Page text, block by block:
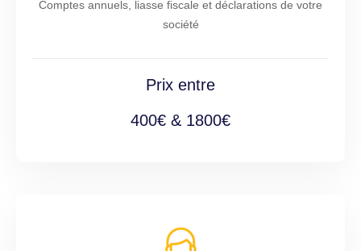
Comptes annuels, liasse fiscale et déclarations de votre
société
Prix entre
400€ & 1800€